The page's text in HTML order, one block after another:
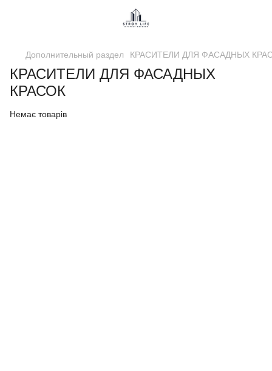
Дополнительный раздел КРАСИТЕЛИ ДЛЯ ФАСАДНЫХ
КРАСИТЕЛИ ДЛЯ ФАСАДНЫХ
КРАСОК
Немає товарів